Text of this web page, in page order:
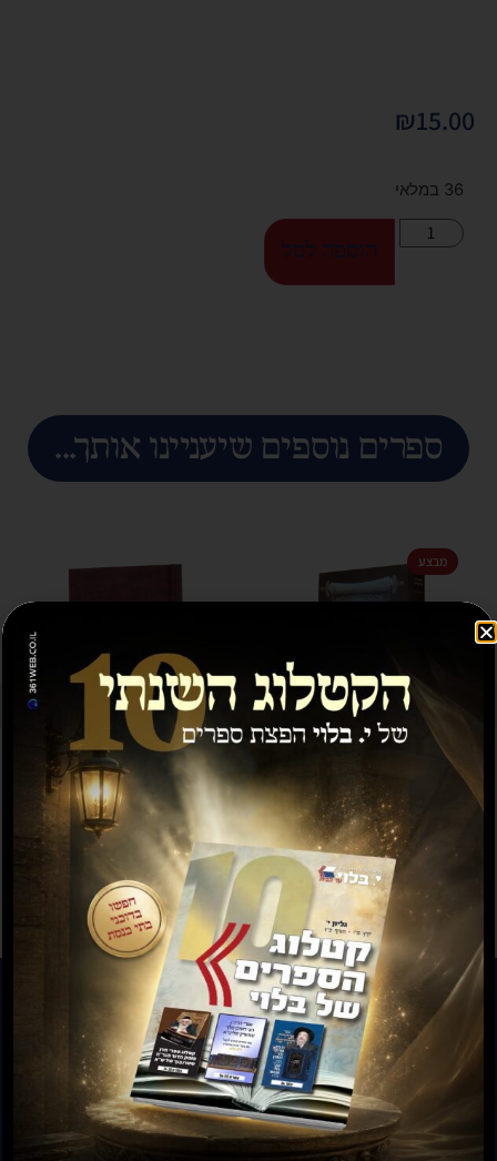
₪15.00
36 במלאי
הוספה לסל
ספרים נוספים שיעניינו אותך...
מבצע
תשועה ברוב יועץ
₪35.00 ₪15.00
תשובה מאת הרב ראובן
לויכטר שליטא
30.00
להזמנות חייגו: